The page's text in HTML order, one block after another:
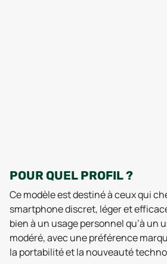
POUR QUEL PROFIL ?
Ce modèle est destiné à ceux qui
smartphone discret, léger et
bien à un usage personnel qu’à un
modéré, avec une préférence
la portabilité et la nouveauté